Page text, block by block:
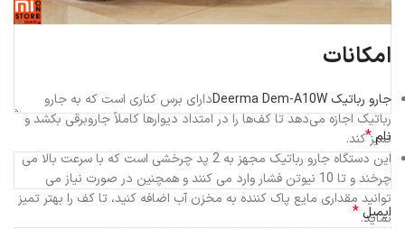
امکانات
جارو رباتیک Deerma Dem-A10W
دارای برس کناری است که به جارو
رباتیک اجازه می‌دهد تا کف‌ها را در امتداد دیوارها کاملاً جاروبرقی بکشد و
تمیز کند.
این دستگاه جارو رباتیک مجهز به 2 پد چرخشی است که با سرعت بالا می
چرخند و تا 10 نیوتن فشار وارد می کنند و همچنین در صورت نیاز می
توانید مقداری مایع پاک کننده به مخزن آب اضافه کنید، تا کف را بهتر تمیز
نماید.
نام*
ایمیل *